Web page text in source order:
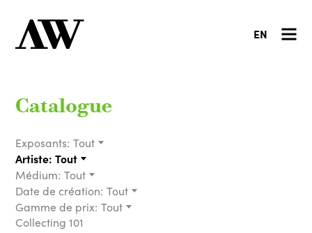
EN
Catalogue
Exposants: Tout
Artiste: Tout
Médium: Tout
Date de création: Tout
Gamme de prix: Tout
Collecting 101